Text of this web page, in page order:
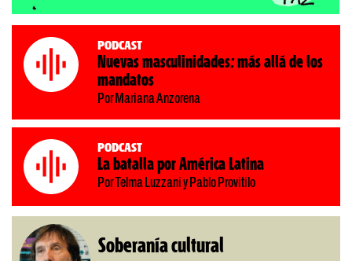
Podcast
Nuevas masculinidades: más allá de los
mandatos
Por Mariana Anzorena
Podcast
La batalla por América Latina
Por Telma Luzzani y Pablo Provitilo
Soberanía cultural